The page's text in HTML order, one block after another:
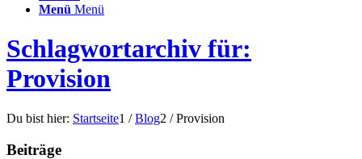
Menü Menü
Schlagwortarchiv für:
Provision
Du bist hier: Startseite1 / Blog2 / Provision
Beiträge